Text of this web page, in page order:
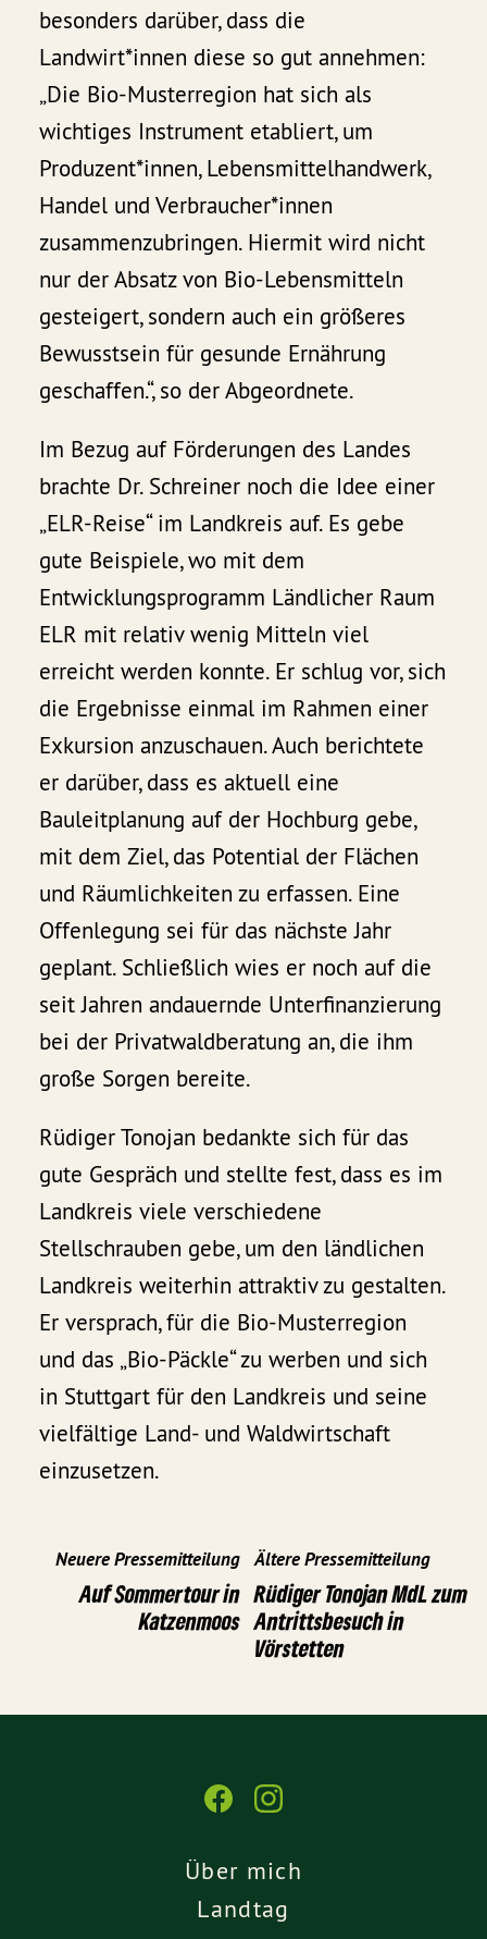
besonders darüber, dass die
Landwirt*innen diese so gut annehmen:
„Die Bio-Musterregion hat sich als
wichtiges Instrument etabliert, um
Produzent*innen, Lebensmittelhandwerk,
Handel und Verbraucher*innen
zusammenzubringen. Hiermit wird nicht
nur der Absatz von Bio-Lebensmitteln
gesteigert, sondern auch ein größeres
Bewusstsein für gesunde Ernährung
geschaffen.“, so der Abgeordnete.
Im Bezug auf Förderungen des Landes
brachte Dr. Schreiner noch die Idee einer
„ELR-Reise“ im Landkreis auf. Es gebe
gute Beispiele, wo mit dem
Entwicklungsprogramm Ländlicher Raum
ELR mit relativ wenig Mitteln viel
erreicht werden konnte. Er schlug vor, sich
die Ergebnisse einmal im Rahmen einer
Exkursion anzuschauen. Auch berichtete
er darüber, dass es aktuell eine
Bauleitplanung auf der Hochburg gebe,
mit dem Ziel, das Potential der Flächen
und Räumlichkeiten zu erfassen. Eine
Offenlegung sei für das nächste Jahr
geplant. Schließlich wies er noch auf die
seit Jahren andauernde Unterfinanzierung
bei der Privatwaldberatung an, die ihm
große Sorgen bereite.
Rüdiger Tonojan bedankte sich für das
gute Gespräch und stellte fest, dass es im
Landkreis viele verschiedene
Stellschrauben gebe, um den ländlichen
Landkreis weiterhin attraktiv zu gestalten.
Er versprach, für die Bio-Musterregion
und das „Bio-Päckle“ zu werben und sich
in Stuttgart für den Landkreis und seine
vielfältige Land- und Waldwirtschaft
einzusetzen.
Neuere Pressemitteilung
Auf Sommertour in
Katzenmoos
Ältere Pressemitteilung
Rüdiger Tonojan MdL zum
Antrittsbesuch in
Vörstetten
Über mich
Landtag